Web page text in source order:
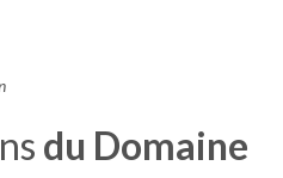
du Domaine